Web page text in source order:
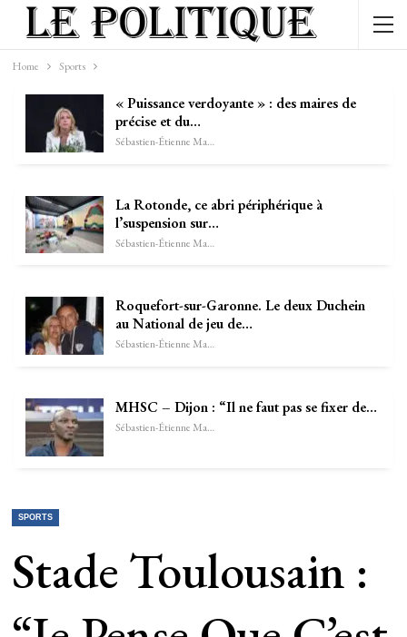
Home Sports
« Puissance verdoyante » : des maires de
précise et du…
Sébastien-Étienne Marechal
La Rotonde, ce abri périphérique à
l’suspension sur…
Sébastien-Étienne Marechal
Roquefort-sur-Garonne. Le deux Duchein
au National de jeu de…
Sébastien-Étienne Marechal
MHSC – Dijon : “Il ne faut pas se fixer de…
Sébastien-Étienne Marechal
SPORTS
Stade Toulousain :